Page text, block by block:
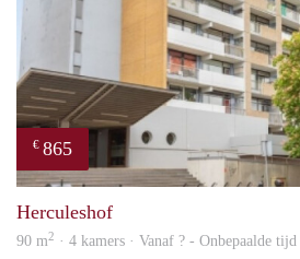
€ 865
Herculeshof
90 m2 · 4 kamers · Vanaf ? - Onbepaalde tijd